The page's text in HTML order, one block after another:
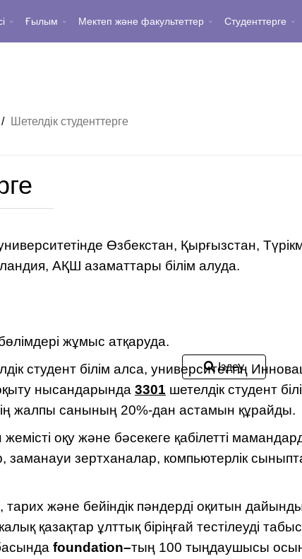
Ғылым Мектеп және факультеттер Студенттерге
Іздеу
/ Шетелдік студенттерге
Өзбекстан, Қырғызстан,
АҚШ азаматтары білім алуда.
жұмыс атқаруда.
студент білім алса, университеттің
нысандарында 3301 шетелдік студент
жалпы санының 20%-дан астамын құрайды.
оқу және бәсекеге қабілетті
зертханалар, компьютерлік
тарих және бейіндік пәндерді оқитын
қазақтар ұлттық біріңғай тестілеуді
foundation–тың 100 тыңдаушысы